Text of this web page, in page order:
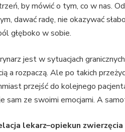
by mówić o tym, co w nas.
dawać radę, nie okazywać
głęboko w sobie.
jest w sytuacjach
a rozpaczą. Ale po takich
przejść do kolejnego
sam ze swoimi emocjami. A
lekarz–opiekun